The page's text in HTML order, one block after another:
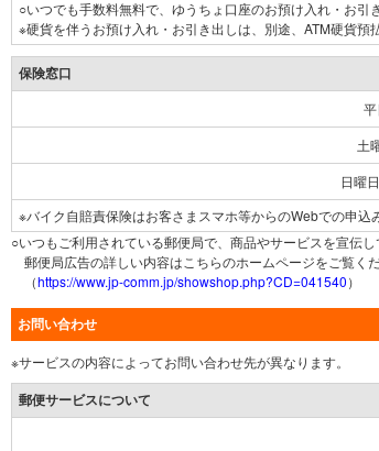
○いつでも手数料無料で、ゆうちょ口座のお預け入れ・お引
※硬貨を伴うお預け入れ・お引き出しは、別途、ATM硬貨預
保険窓口
平
土
日曜
※バイク自賠責保険はお客さまスマホ等からのWebでの申込
○いつもご利用されている郵便局で、商品やサービスを宣伝し
郵便局広告の詳しい内容はこちらのホームページをご覧く
（https://www.jp-comm.jp/showshop.php?CD=041540）
お問い合わせ
※サービスの内容によってお問い合わせ先が異なります。
郵便サービスについて